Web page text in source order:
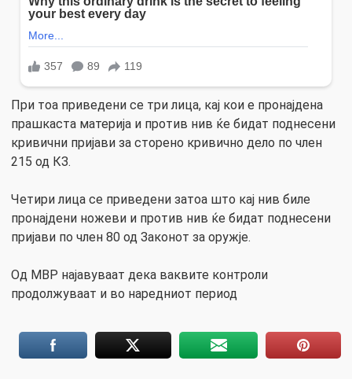
При тоа приведени се три лица, кај кои е пронајдена
прашкаста материја и против нив ќе бидат поднесени
кривични пријави за сторено кривично дело по член
215 од КЗ.
Четири лица се приведени затоа што кај нив биле
пронајдени ножеви и против нив ќе бидат поднесени
пријави по член 80 од Законот за оружје.
Од МВР најавуваат дека ваквите контроли
продолжуваат и во наредниот период